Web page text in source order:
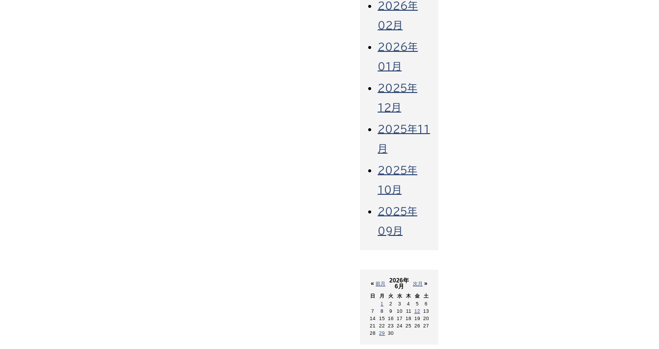
2026年
02月
2026年
01月
2025年
12月
2025年11
月
2025年
10月
2025年
09月
«前月 次月 »
2026年
6月
日 月 火 水 木 金
土
1
2 3 4 5
6
7
8 9 10 11 12
13
14
15 16 17 18 19
20
21
22 23 24 25 26
27
28
29 30